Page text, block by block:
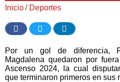
Inicio/ Deportes
Por un gol de diferencia,
Magdalena quedaron por
Ascenso 2024, la cual
que terminaron primeros en sus